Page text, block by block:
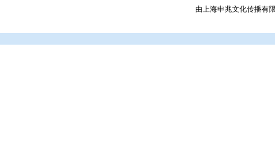
由上海申兆文化传播有